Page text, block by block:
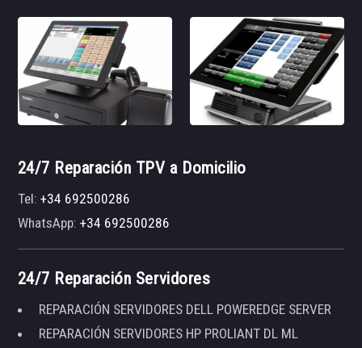
24/7 Reparación TPV a Domicilio
Tel:+34 692500286
WhatsApp:+34 692500286
24/7 Reparación Servidores
REPARACIÓN SERVIDORES DELL POWEREDGE SERVER
REPARACIÓN SERVIDORES HP PROLIANT DL ML